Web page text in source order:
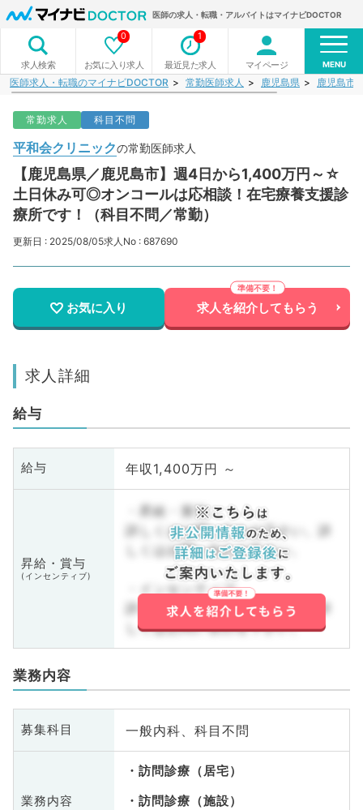
医師の求人・転職・アルバイトはマイナビDOCTOR
求人検索 お気に入り求人
0
最近見た求人
1
マイページ MENU
医師求人・転職のマイナビDOCTOR 常勤医師求人 鹿児島県 鹿児島市
常勤求人 科目不問
平和会クリニックの常勤医師求人
【鹿児島県／鹿児島市】週4日から1,400万円～☆
土日休み可◎オンコールは応相談！在宅療養支援診
療所です！（科目不問／常勤）
更新日 : 2025/08/05求人No : 687690
お気に入り 求人を紹介してもらう
求人詳細
給与
給与 年収1,400万円 ～
昇給・賞与
(インセンティブ)
・昇給・賞与
詳しくはお問い合わせ下さい。詳
しくはお問い合わせ下さい。
・インセンティブ
詳しくはお問い合わせ下さい。詳
しくはお問い合わせ下さい。
業務内容
募集科目 一般内科、科目不問
業務内容
訪問診療（居宅）
訪問診療（施設）